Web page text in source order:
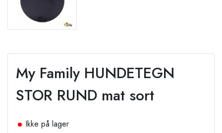
My Family HUNDETEGN
STOR RUND mat sort
Ikke på lager